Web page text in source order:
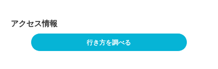
アクセス情報
行き方を調べる